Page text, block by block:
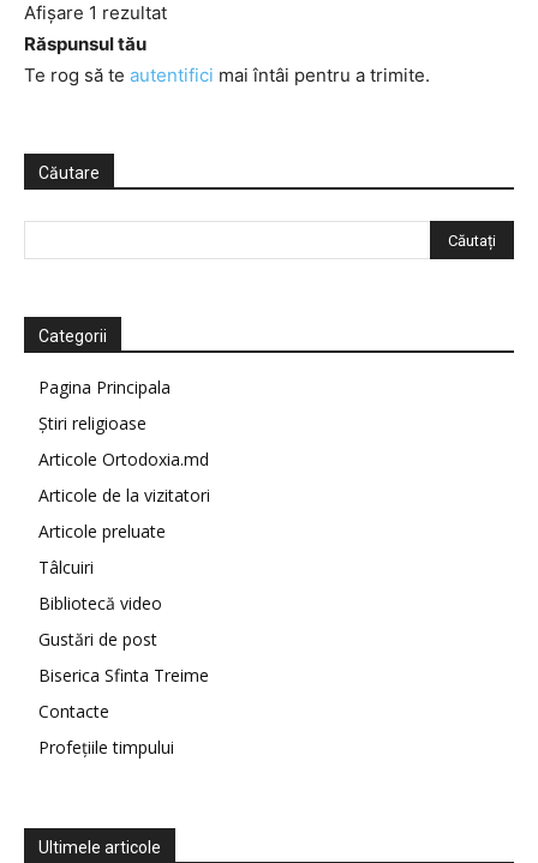
Afișare 1 rezultat
Răspunsul tău
Te rog să te autentifici mai întâi pentru a trimite.
Căutare
Categorii
Pagina Principala
Știri religioase
Articole Ortodoxia.md
Articole de la vizitatori
Articole preluate
Tâlcuiri
Bibliotecă video
Gustări de post
Biserica Sfinta Treime
Contacte
Profețiile timpului
Ultimele articole